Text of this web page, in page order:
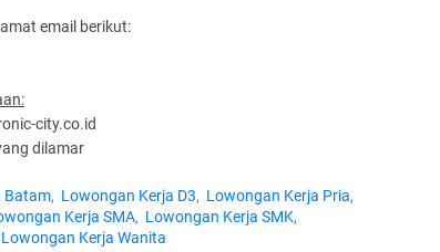
email berikut:
city.co.id
dilamar
Batam Lowongan Kerja D3
Lowongan Kerja Pria
Kerja SMA
Lowongan Kerja SMK
Lowongan Kerja Wanita